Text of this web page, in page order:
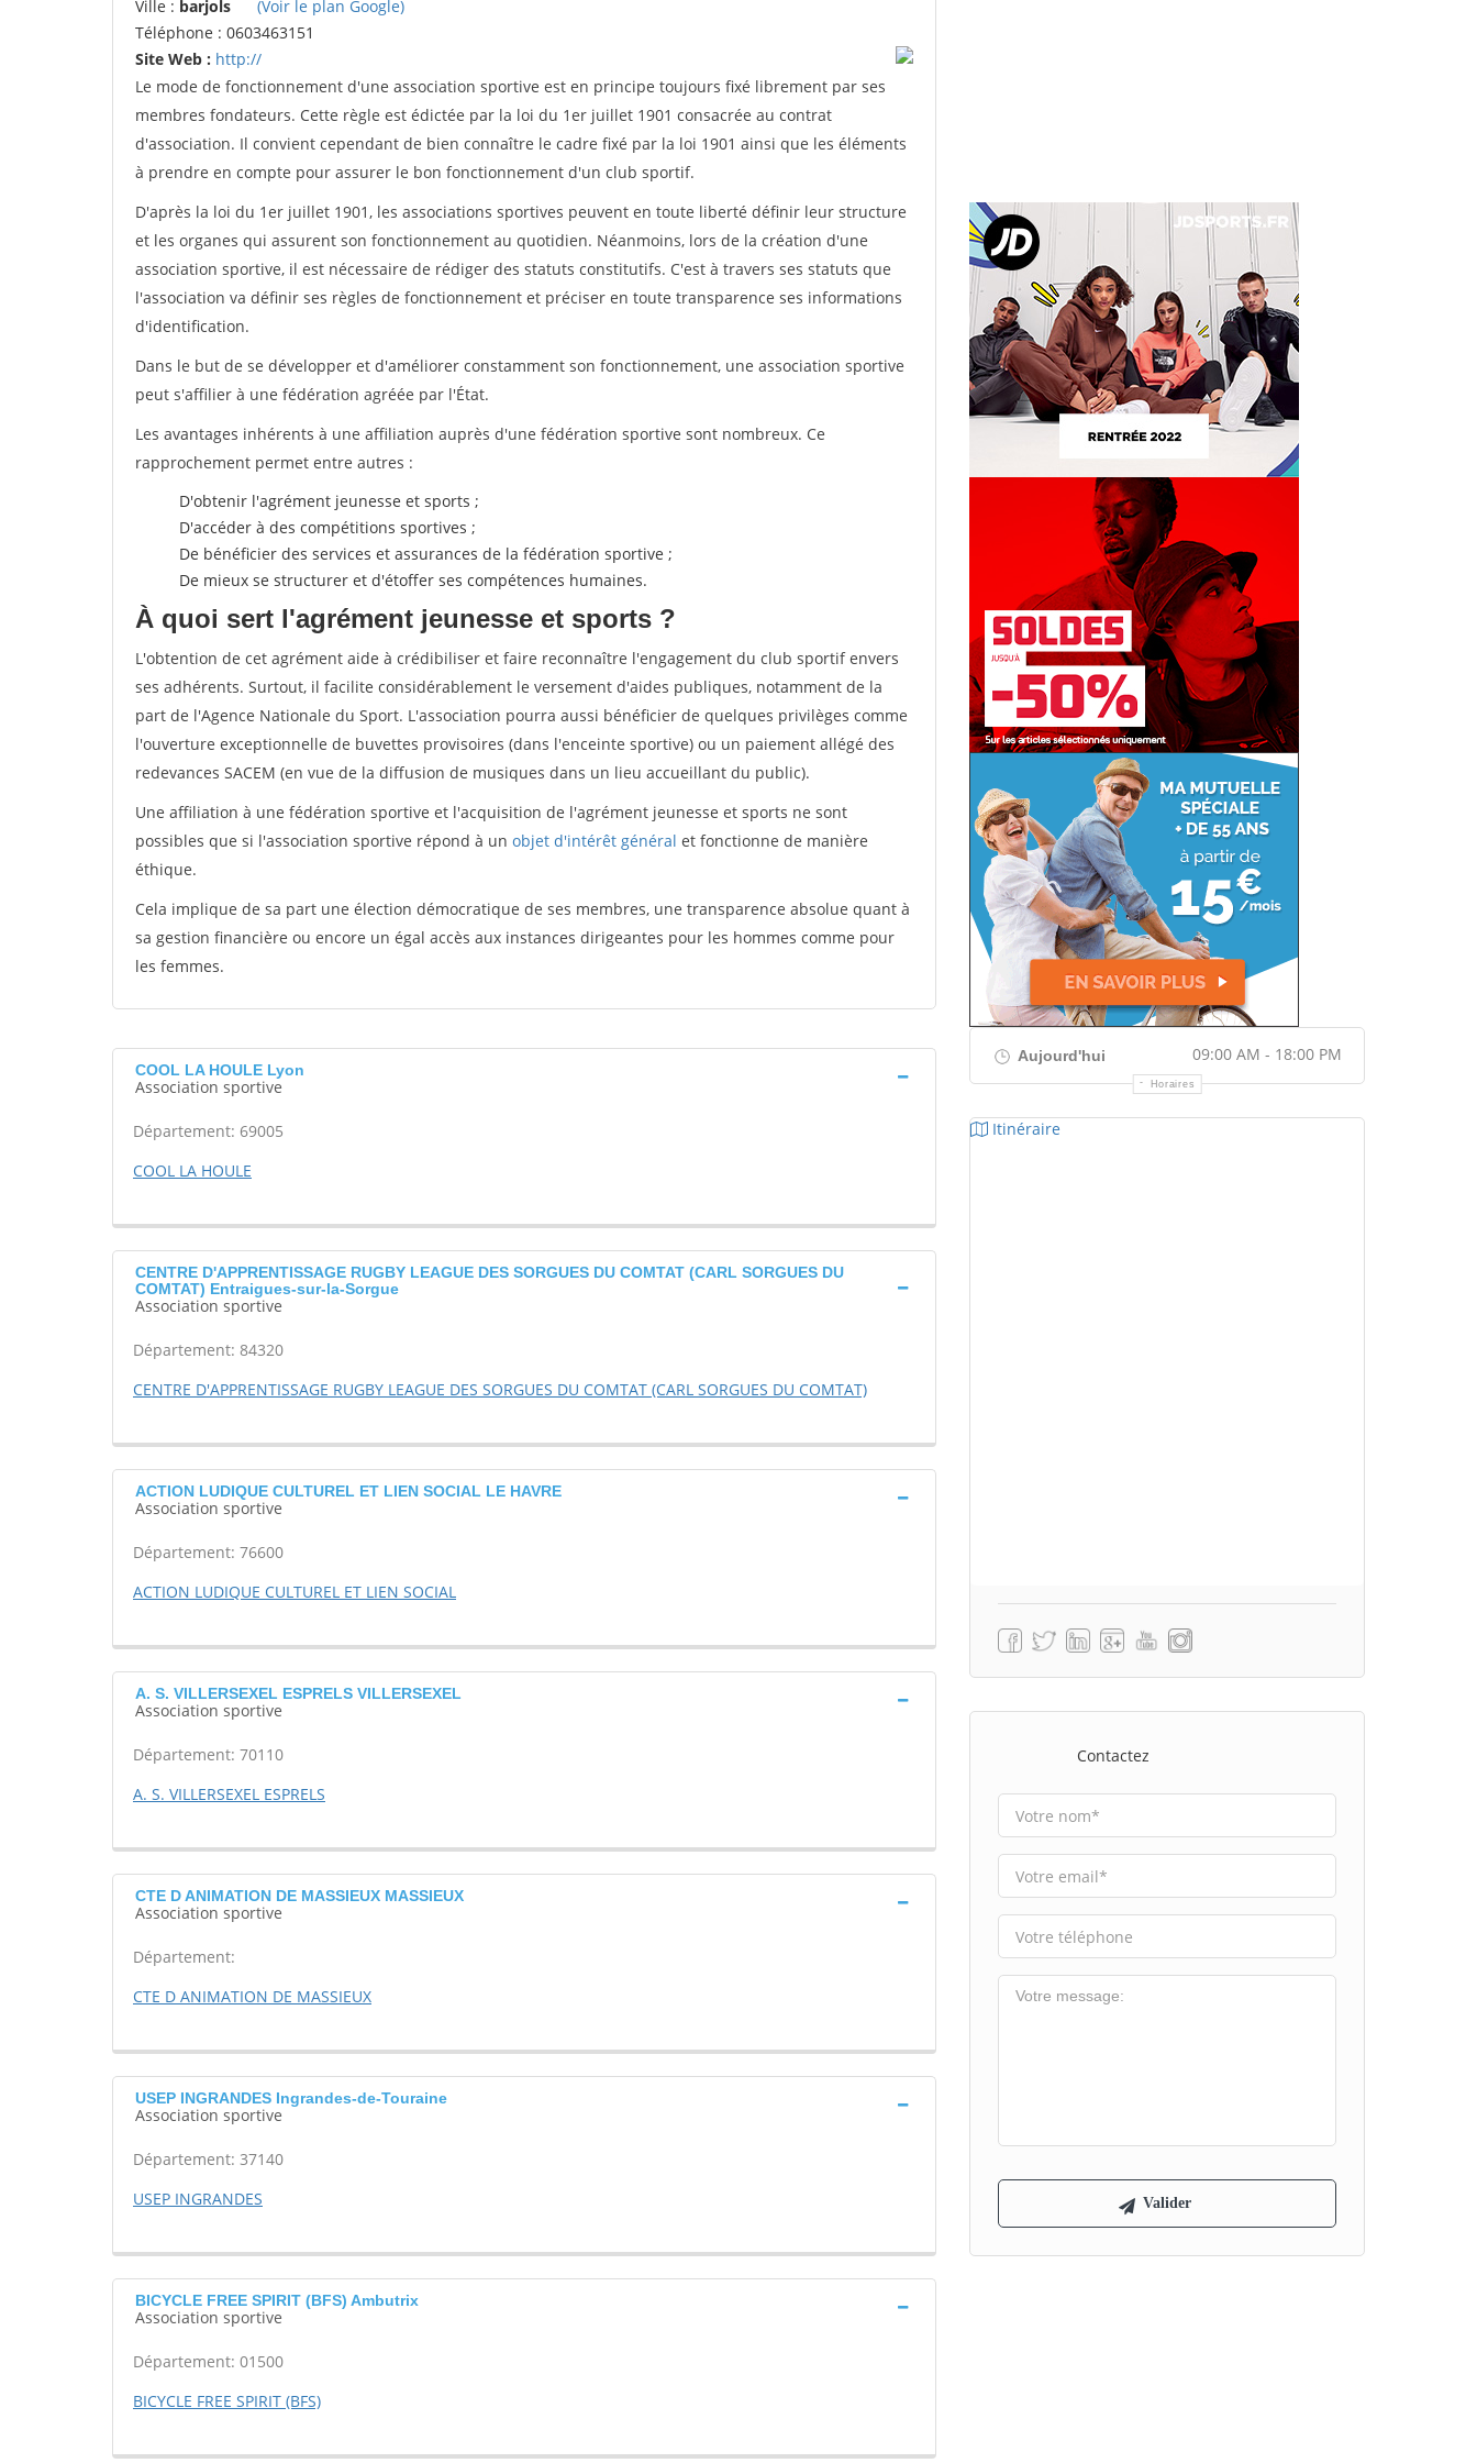
Ville : barjols
(Voir le plan Google)
Téléphone : 0603463151
Site Web : http://
Le mode de fonctionnement d'une association sportive est en principe toujours fixé librement par ses
membres fondateurs. Cette règle est édictée par la loi du 1er juillet 1901 consacrée au contrat
d'association. Il convient cependant de bien connaître le cadre fixé par la loi 1901 ainsi que les éléments
à prendre en compte pour assurer le bon fonctionnement d'un club sportif.
D'après la loi du 1er juillet 1901, les associations sportives peuvent en toute liberté définir leur structure
et les organes qui assurent son fonctionnement au quotidien. Néanmoins, lors de la création d'une
association sportive, il est nécessaire de rédiger des statuts constitutifs. C'est à travers ses statuts que
l'association va définir ses règles de fonctionnement et préciser en toute transparence ses informations
d'identification.
Dans le but de se développer et d'améliorer constamment son fonctionnement, une association sportive
peut s'affilier à une fédération agréée par l'État.
Les avantages inhérents à une affiliation auprès d'une fédération sportive sont nombreux. Ce
rapprochement permet entre autres :
D'obtenir l'agrément jeunesse et sports ;
D'accéder à des compétitions sportives ;
De bénéficier des services et assurances de la fédération sportive ;
De mieux se structurer et d'étoffer ses compétences humaines.
À quoi sert l'agrément jeunesse et sports ?
L'obtention de cet agrément aide à crédibiliser et faire reconnaître l'engagement du club sportif envers
ses adhérents. Surtout, il facilite considérablement le versement d'aides publiques, notamment de la
part de l'Agence Nationale du Sport. L'association pourra aussi bénéficier de quelques privilèges comme
l'ouverture exceptionnelle de buvettes provisoires (dans l'enceinte sportive) ou un paiement allégé des
redevances SACEM (en vue de la diffusion de musiques dans un lieu accueillant du public).
Une affiliation à une fédération sportive et l'acquisition de l'agrément jeunesse et sports ne sont
possibles que si l'association sportive répond à un objet d'intérêt général et fonctionne de manière
éthique.
Cela implique de sa part une élection démocratique de ses membres, une transparence absolue quant à
sa gestion financière ou encore un égal accès aux instances dirigeantes pour les hommes comme pour
les femmes.
COOL LA HOULE Lyon
Association sportive
Département: 69005
COOL LA HOULE
CENTRE D'APPRENTISSAGE RUGBY LEAGUE DES SORGUES DU COMTAT (CARL SORGUES DU
COMTAT) Entraigues-sur-la-Sorgue
Association sportive
Département: 84320
CENTRE D'APPRENTISSAGE RUGBY LEAGUE DES SORGUES DU COMTAT (CARL SORGUES DU COMTAT)
ACTION LUDIQUE CULTUREL ET LIEN SOCIAL LE HAVRE
Association sportive
Département: 76600
ACTION LUDIQUE CULTUREL ET LIEN SOCIAL
A. S. VILLERSEXEL ESPRELS VILLERSEXEL
Association sportive
Département: 70110
A. S. VILLERSEXEL ESPRELS
CTE D ANIMATION DE MASSIEUX MASSIEUX
Association sportive
Département:
CTE D ANIMATION DE MASSIEUX
USEP INGRANDES Ingrandes-de-Touraine
Association sportive
Département: 37140
USEP INGRANDES
BICYCLE FREE SPIRIT (BFS) Ambutrix
Association sportive
Département: 01500
BICYCLE FREE SPIRIT (BFS)
Aujourd'hui 09:00 AM - 18:00 PM
Horaires
Itinéraire
Contactez